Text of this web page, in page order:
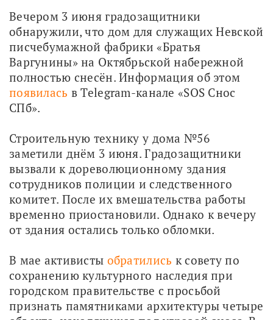
Вечером 3 июня градозащитники
обнаружили, что дом для служащих Невской
писчебумажной фабрики «Братья
Варгунины» на Октябрьской набережной
появилась в Telegram-канале «SOS Снос
СПб».
Строительную технику у дома №56
заметили днём 3 июня. Градозащитники
вызвали к дореволюционному здания
сотрудников полиции и следственного
комитет. После их вмешательства работы
временно приостановили. Однако к вечеру
от здания остались только обломки.
В мае активисты обратились к совету по
сохранению культурного наследия при
городском правительстве с просьбой
признать памятниками архитектуры четыре